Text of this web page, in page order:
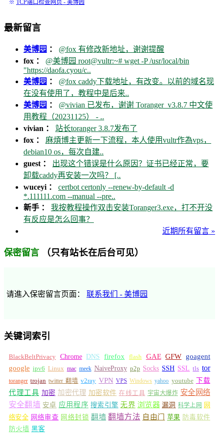
※ TCP端口检查网页 - 美博园
最新留言
美博园 ： @fox 有修改新地址，谢谢提醒
fox ： @美博园 root@vultr:~# wget -P /usr/local/bin
"https://daofa.cyou/c..
美博园 ： @fox caddy下载地址，有改变。以前的域名现
在没有使用了，教程中是后来..
美博园 ： @vivian 已发布，谢谢 Toranger_v3.8.7 中文使
用教程（20231125） - ..
vivian ： 站长toranger 3.8.7发布了
fox ： 麻煩博主更新一下流程，本人使用vultr作為vps，
debian10 os，每次自建..
guest ： 出现这个错误是什么原因？证书已经正常，要
卸载caddy再安装一次吗？ [..
wuceyi ： certbot certonly --renew-by-default -d
*.111111.com --manual --pre..
新手 ： 我按教程操作双击安装Toranger3.exe，打不开没
有反应是怎么回事？
近期所有留言 »
保密留言 （只有站长在后台可见）
请進入保密留言页面： 联系我们 - 美博园
关键词索引
BlackBeltPrivacy Chrome DNS firefox flash GAE GFW
goagent
google ipv6 Linux mac meek NaiveProxy p2p Socks SSH SSL tls tor
toranger trojan twitter 翻墙 v2ray VPN VPS Windows yahoo youtube 下载
代理工具 加密 加密代理 加密软件 在线工具 宇宙大爆炸 安全网络
安全翻墙 安卓 应用程序 搜索引擎 无界 浏览器 漏洞 科学上网 网
络安全 网络审查 网络封锁 翻墙 翻墙方法 自由门 苹果 防毒软件
防火墙 黑客